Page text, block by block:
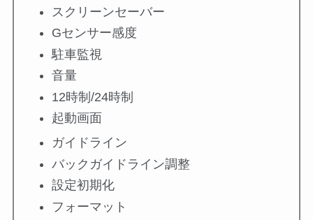
スクリーンセーバー
Gセンサー感度
駐車監視
音量
12時制/24時制
起動画面
ガイドライン
バックガイドライン調整
設定初期化
フォーマット